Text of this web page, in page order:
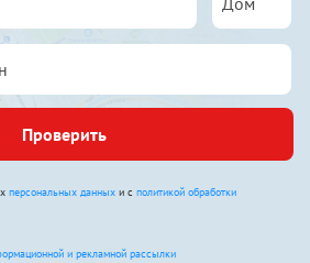
Проверить
персональных данных и с политикой обработки
и рекламной рассылки